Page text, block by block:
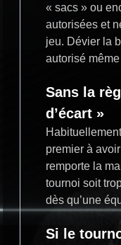
« sacs » ou
autorisées et
jeu. Dévier la
autorisé
Sans la
d’écart »
premier à
remporte la
tournoi soit
dès qu’une
Si le